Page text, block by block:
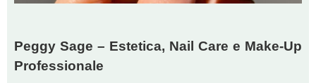
Peggy Sage – Estetica, Nail Care e Make-Up
Professionale